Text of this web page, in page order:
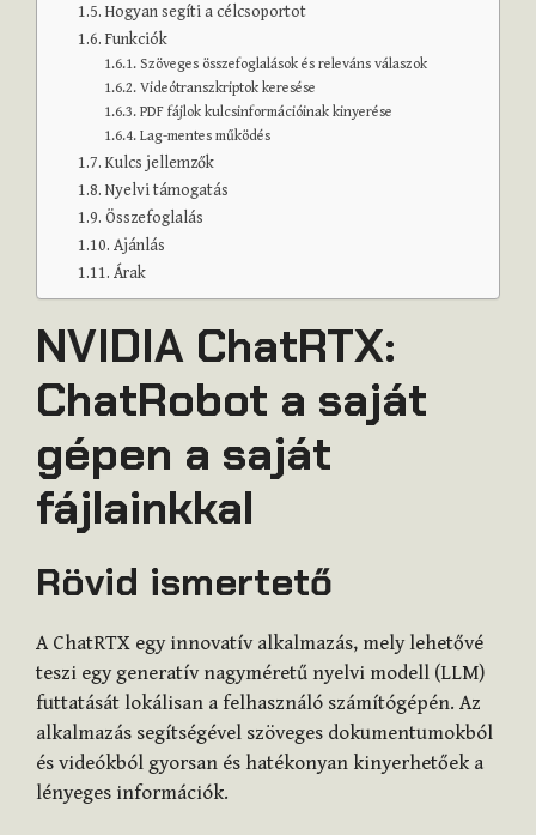
Hogyan segíti a célcsoportot
Funkciók
Szöveges összefoglalások és releváns válaszok
Videótranszkriptok keresése
PDF fájlok kulcsinformációinak kinyerése
Lag-mentes működés
Kulcs jellemzők
Nyelvi támogatás
Összefoglalás
Ajánlás
Árak
NVIDIA ChatRTX:
ChatRobot a saját
gépen a saját
fájlainkkal
Rövid ismertető
A ChatRTX egy innovatív alkalmazás, mely lehetővé
teszi egy generatív nagyméretű nyelvi modell (LLM)
futtatását lokálisan a felhasználó számítógépén. Az
alkalmazás segítségével szöveges dokumentumokból
és videókból gyorsan és hatékonyan kinyerhetőek a
lényeges információk.